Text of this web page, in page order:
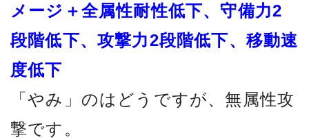
メージ＋全属性耐性低下、守備力2
段階低下、攻撃力2段階低下、移動速
度低下
「やみ」のはどうですが、無属性攻
撃です。